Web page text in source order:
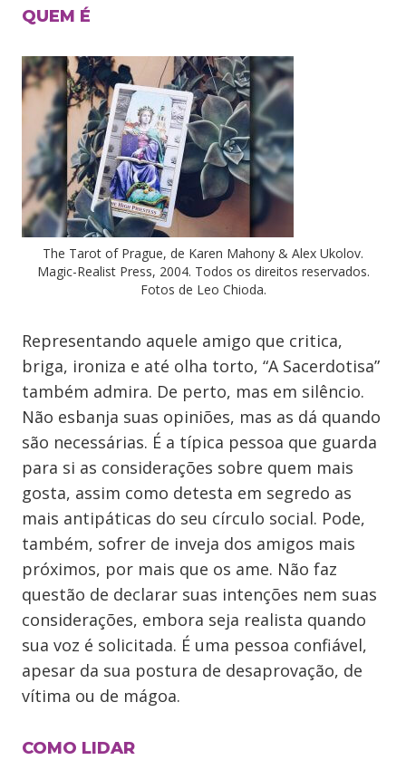
QUEM É
The Tarot of Prague, de Karen Mahony & Alex Ukolov.
Magic-Realist Press, 2004. Todos os direitos reservados.
Fotos de Leo Chioda.
Representando aquele amigo que critica,
briga, ironiza e até olha torto, “A Sacerdotisa”
também admira. De perto, mas em silêncio.
Não esbanja suas opiniões, mas as dá quando
são necessárias. É a típica pessoa que guarda
para si as considerações sobre quem mais
gosta, assim como detesta em segredo as
mais antipáticas do seu círculo social. Pode,
também, sofrer de inveja dos amigos mais
próximos, por mais que os ame. Não faz
questão de declarar suas intenções nem suas
considerações, embora seja realista quando
sua voz é solicitada. É uma pessoa confiável,
apesar da sua postura de desaprovação, de
vítima ou de mágoa.
COMO LIDAR